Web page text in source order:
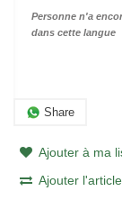
Personne n'a
dans cette langue
Share
Ajouter à ma
Ajouter